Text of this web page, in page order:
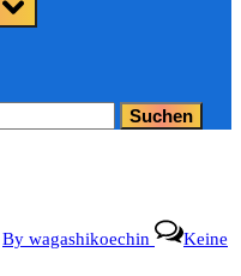
By wagashikoechin
Keine